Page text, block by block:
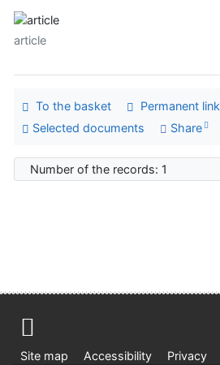
article
To the basket Permanent link
Selected documents
Share
Number of the records: 1
Site map Accessibility Privacy